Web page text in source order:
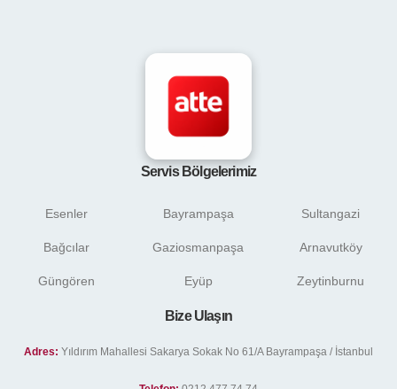
Servis Bölgelerimiz
Esenler
Bağcılar
Güngören
Bayrampaşa
Gaziosmanpaşa
Eyüp
Sultangazi
Arnavutköy
Zeytinburnu
Bize Ulaşın
Adres: Yıldırım Mahallesi Sakarya Sokak No 61/A Bayrampaşa / İstanbul